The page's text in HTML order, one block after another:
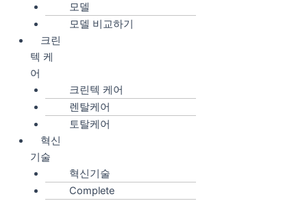
모델
모델 비교하기
크린
텍 케
어
크린텍 케어
렌탈케어
토탈케어
혁신
기술
혁신기술
Complete